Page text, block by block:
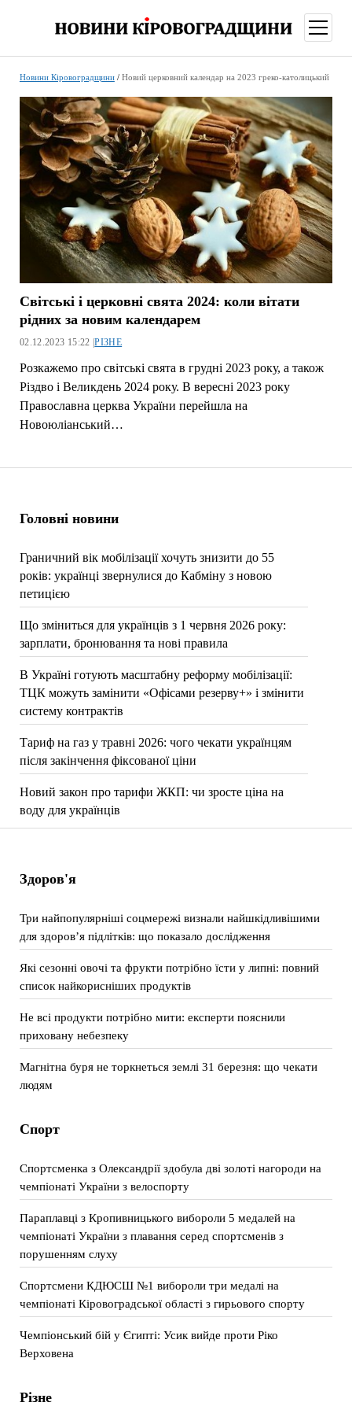
меню
Головні новини
Граничний вік мобілізації хочуть знизити до 55
років: українці звернулися до Кабміну з новою
петицією
Що зміниться для українців з 1 червня 2026 року:
зарплати, бронювання та нові правила
В Україні готують масштабну реформу мобілізації:
ТЦК можуть замінити «Офісами резерву+» і змінити
систему контрактів
Тариф на газ у травні 2026: чого чекати українцям
після закінчення фіксованої ціни
Новий закон про тарифи ЖКП: чи зросте ціна на
воду для українців
Новини Кіровоградщини/ Новий церковний календар на 2023 греко-католицький
Світські і церковні свята 2024: коли вітати
рідних за новим календарем
02.12.2023 15:22 |РІЗНЕ
Розкажемо про світські свята в грудні 2023 року, а також
Різдво і Великдень 2024 року. В вересні 2023 року
Православна церква України перейшла на
Новоюліанський…
Здоров'я
Три найпопулярніші соцмережі визнали найшкідливішими
для здоров’я підлітків: що показало дослідження
Які сезонні овочі та фрукти потрібно їсти у липні: повний
список найкорисніших продуктів
Не всі продукти потрібно мити: експерти пояснили
приховану небезпеку
Магнітна буря не торкнеться землі 31 березня: що чекати
людям
Спорт
Спортсменка з Олександрії здобула дві золоті нагороди на
чемпіонаті України з велоспорту
Параплавці з Кропивницького вибороли 5 медалей на
чемпіонаті України з плавання серед спортсменів з
порушенням слуху
Спортсмени КДЮСШ №1 вибороли три медалі на
чемпіонаті Кіровоградської області з гирьового спорту
Чемпіонський бій у Єгипті: Усик вийде проти Ріко
Верховена
Різне